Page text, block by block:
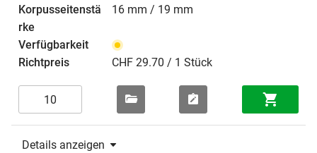
16 mm / 19 mm
CHF 29.70 / 1 Stück
Details anzeigen